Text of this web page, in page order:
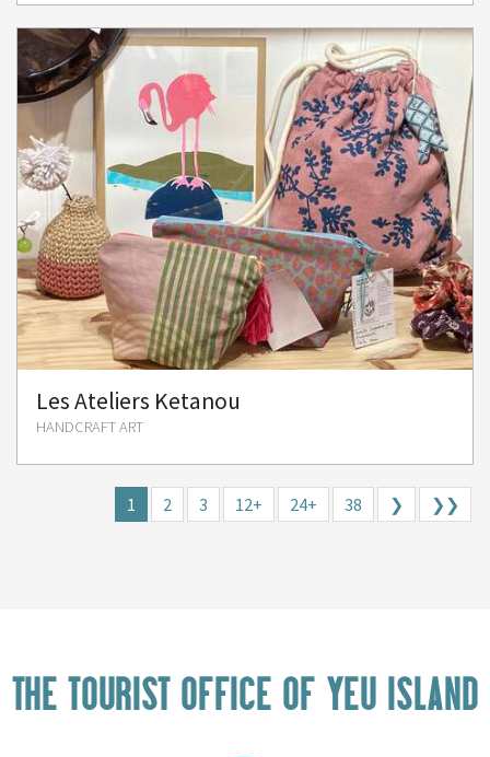
Les Ateliers Ketanou
HANDCRAFT ART
1 2 3 12+ 24+ 38 ❯ ❯❯
THE TOURIST OFFICE OF YEU ISLAND